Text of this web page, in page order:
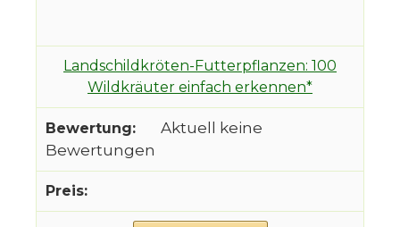
Landschildkröten-Futterpflanzen: 100
Wildkräuter einfach erkennen*
Aktuell keine
Bewertungen